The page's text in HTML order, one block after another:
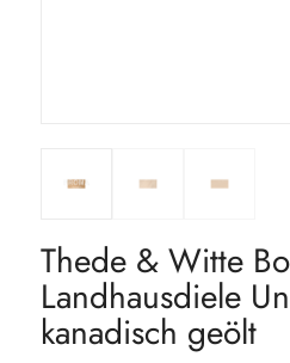
Thede & Witte
Landhausdiele
kanadisch geölt